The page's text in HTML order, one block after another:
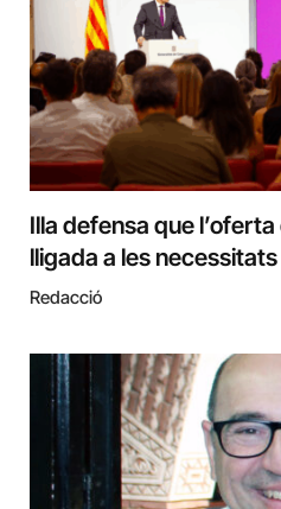
Illa defensa que l’oferta
lligada a les
Redacció